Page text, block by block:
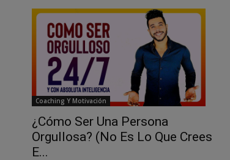
Coaching Y Motivación
¿Cómo Ser Una Persona
Orgullosa? (No Es Lo Que Crees
E...